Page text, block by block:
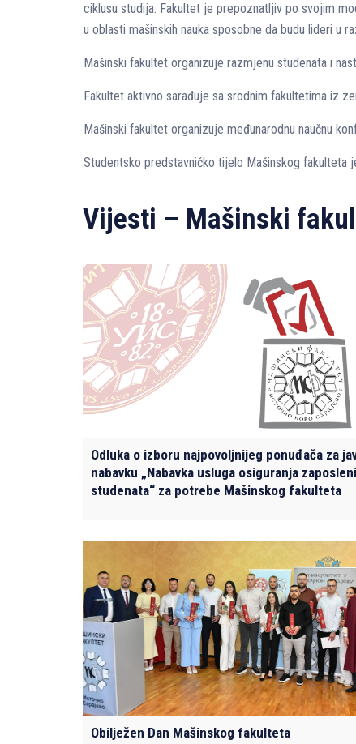
ciklusu studija. Fakultet je prepoznatljiv po svojim
u oblasti mašinskih nauka sposobne da budu lideri u
Mašinski fakultet organizuje razmjenu studenata i
Fakultet aktivno sarađuje sa srodnim fakultetima iz
Mašinski fakultet organizuje međunarodnu naučnu
Studentsko predstavničko tijelo Mašinskog fakulteta
Vijesti – Mašinski
Odluka o izboru najpovoljnijeg ponuđača za
nabavku „Nabavka usluga osiguranja
studenata“ za potrebe Mašinskog fakulteta
Obilježen Dan Mašinskog fakulteta